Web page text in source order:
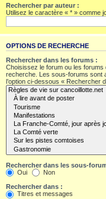
Rechercher par auteur :
Utilisez le caractère « * » comme
OPTIONS DE RECHERCHE
Rechercher dans les forums :
Choisissez le forum ou les
recherche. Les sous-forums sont
l’option ci-dessous « Rechercher
Rechercher dans les sous-
Oui
Non
Rechercher dans :
Titres et messages